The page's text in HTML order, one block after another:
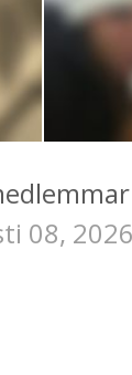
08, 2026